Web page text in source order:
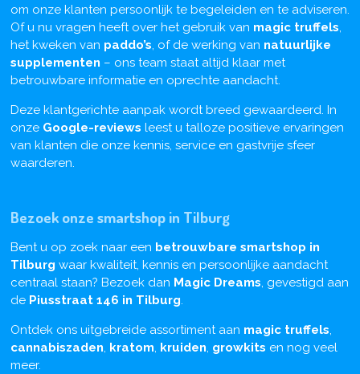
om onze klanten persoonlijk te begeleiden en te adviseren.
Of u nu vragen heeft over het gebruik van magic truffels,
het kweken van paddo’s, of de werking van natuurlijke
supplementen – ons team staat altijd klaar met
betrouwbare informatie en oprechte aandacht.
Deze klantgerichte aanpak wordt breed gewaardeerd. In
onze Google-reviews leest u talloze positieve ervaringen
van klanten die onze kennis, service en gastvrije sfeer
waarderen.
Bezoek onze smartshop in Tilburg
Bent u op zoek naar een betrouwbare smartshop in
Tilburg waar kwaliteit, kennis en persoonlijke aandacht
centraal staan? Bezoek dan Magic Dreams, gevestigd aan
de Piusstraat 146 in Tilburg.
Ontdek ons uitgebreide assortiment aan magic truffels,
cannabiszaden, kratom, kruiden, growkits en nog veel
meer.